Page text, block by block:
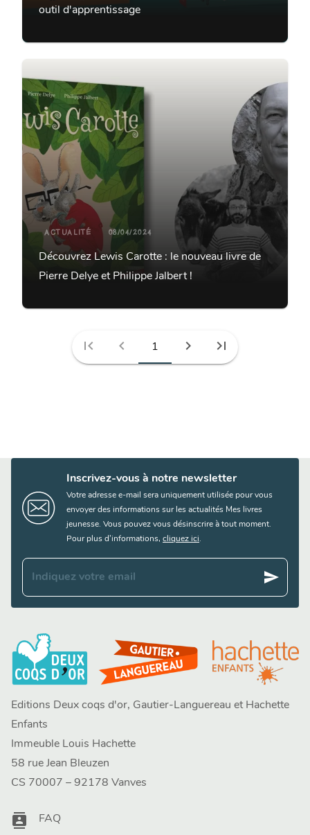
outil d'apprentissage
ACTUALITÉ 08/04/2024
Découvrez Lewis Carotte : le nouveau livre de
Pierre Delye et Philippe Jalbert !
first_page chevron_left 1 chevron_right last_page
Inscrivez-vous à notre newsletter
Votre adresse e-mail sera uniquement utilisée pour vous
envoyer des informations sur les actualités Mes livres
jeunesse. Vous pouvez vous désinscrire à tout moment.
Pour plus d’informations, cliquez ici.
Indiquez votre email send
Editions Deux coqs d'or, Gautier-Languereau et Hachette
Enfants
Immeuble Louis Hachette
58 rue Jean Bleuzen
CS 70007 – 92178 Vanves
contacts FAQ